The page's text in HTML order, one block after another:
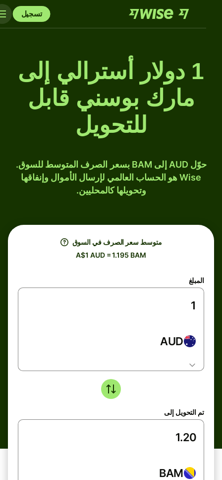
تسجيل
1 دولار أسترالي إلى
مارك بوسني قابل
للتحويل
حوّل AUD إلى BAM بسعر الصرف المتوسط للسوق.
Wise هو الحساب العالمي لإرسال الأموال وإنفاقها
وتحويلها كالمحليين.
متوسط ​​سعر الصرف في السوق
A$1 AUD = 1.195 BAM
المبلغ
AUD
تم التحويل إلى
BAM